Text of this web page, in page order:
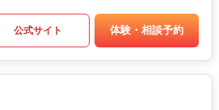
公式サイト 体験・相談予約